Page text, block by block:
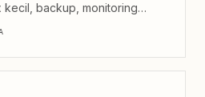
backup, monitoring